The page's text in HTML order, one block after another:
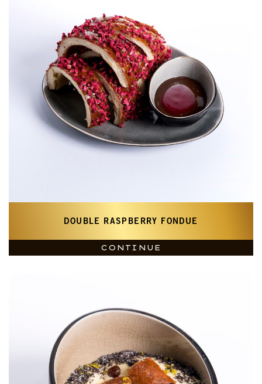
DOUBLE RASPBERRY FONDUE
CONTINUE